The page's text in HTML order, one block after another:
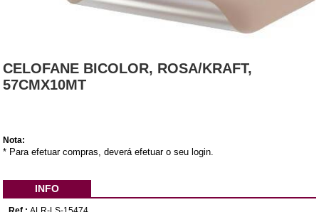
CELOFANE BICOLOR, ROSA/KRAFT,
57CMX10MT
Nota:
* Para efetuar compras, deverá efetuar o seu login.
INFO